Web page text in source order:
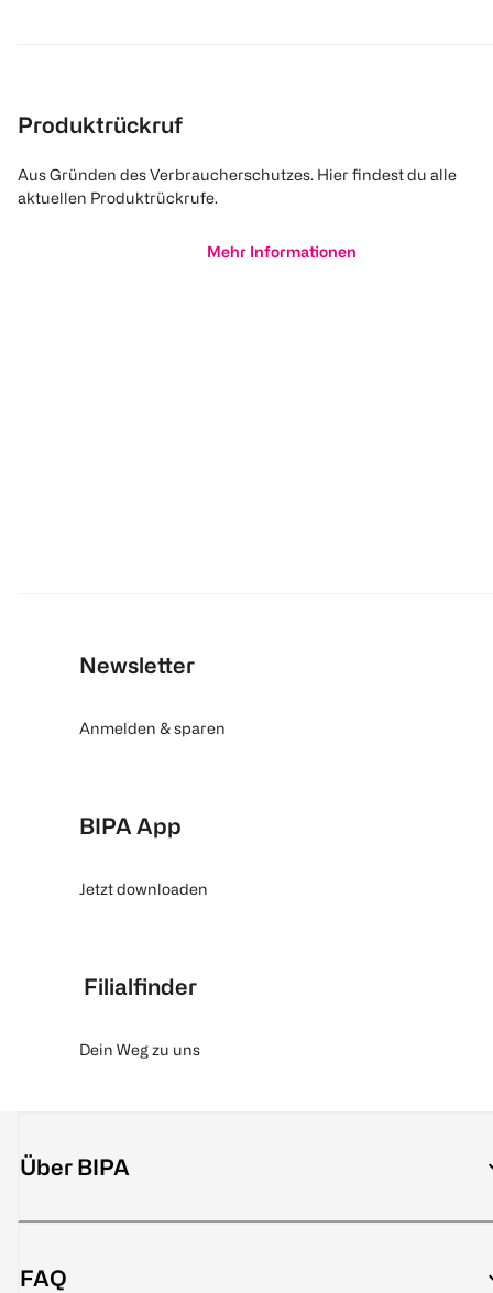
Produktrückruf
Aus Gründen des Verbraucherschutzes. Hier findest du alle
aktuellen Produktrückrufe.
Mehr Informationen
Newsletter
Anmelden & sparen
BIPA App
Jetzt downloaden
Filialfinder
Dein Weg zu uns
Über BIPA
FAQ